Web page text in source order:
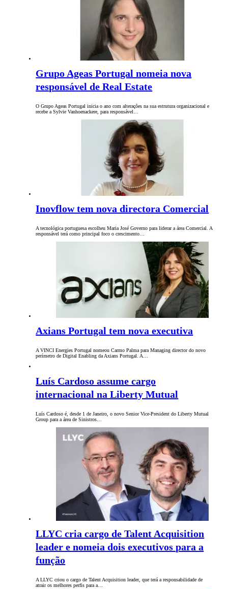
Grupo Ageas Portugal nomeia nova
responsável de Real Estate
O Grupo Ageas Portugal inicia o ano com alterações na sua estrutura organizacional e
recebe a Sylvie Vanhoenackere, para responsável…
Inovflow tem nova directora Comercial
A tecnológica portuguesa escolheu Maria José Governo para liderar a área Comercial. A
responsável terá como principal foco o crescimento…
Axians Portugal tem nova executiva
A VINCI Energies Portugal nomeou Carmo Palma para Managing director do novo
perímetro de Digital Enabling da Axians Portugal. A…
Luís Cardoso assume cargo
internacional na Liberty Mutual
Luís Cardoso é, desde 1 de Janeiro, o novo Senior Vice-President do Liberty Mutual
Group para a área de Sinistros…
LLYC cria cargo de Talent Acquisition
leader e nomeia dois executivos para a
função
A LLYC criou o cargo de Talent Acquisition leader, que terá a responsabilidade de
atrair os melhores perfis para a…